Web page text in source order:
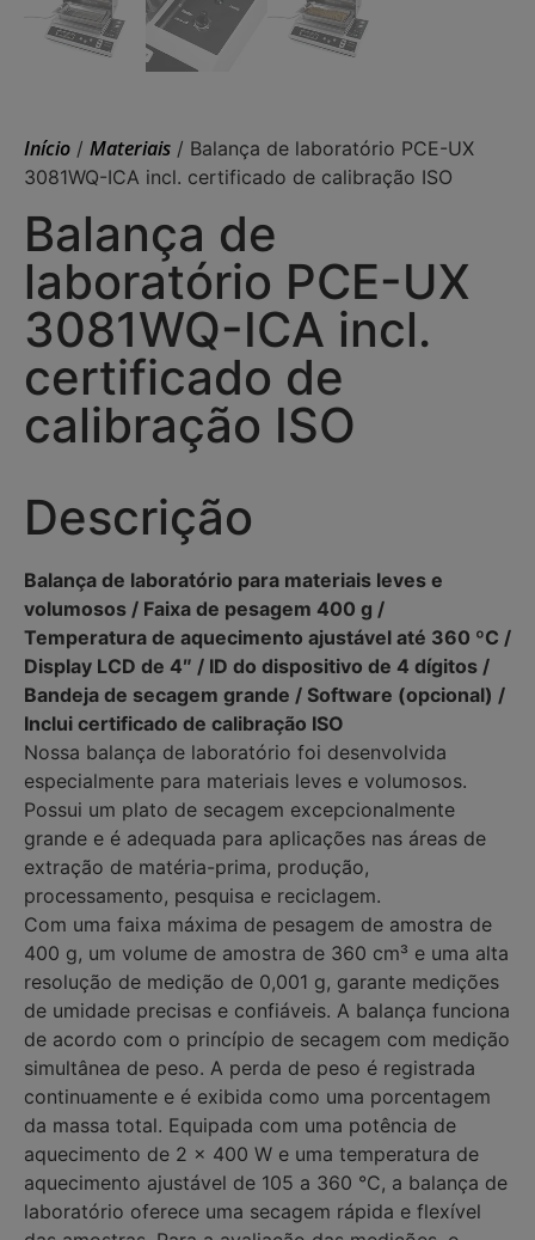
Início / Materiais / Balança de laboratório PCE-UX
3081WQ-ICA incl. certificado de calibração ISO
Balança de
laboratório PCE-UX
3081WQ-ICA incl.
certificado de
calibração ISO
Descrição
Balança de laboratório para materiais leves e
volumosos / Faixa de pesagem 400 g /
Temperatura de aquecimento ajustável até 360 ºC /
Display LCD de 4″ / ID do dispositivo de 4 dígitos /
Bandeja de secagem grande / Software (opcional) /
Inclui certificado de calibração ISO
Nossa balança de laboratório foi desenvolvida
especialmente para materiais leves e volumosos.
Possui um plato de secagem excepcionalmente
grande e é adequada para aplicações nas áreas de
extração de matéria-prima, produção,
processamento, pesquisa e reciclagem.
Com uma faixa máxima de pesagem de amostra de
400 g, um volume de amostra de 360 cm³ e uma alta
resolução de medição de 0,001 g, garante medições
de umidade precisas e confiáveis. A balança funciona
de acordo com o princípio de secagem com medição
simultânea de peso. A perda de peso é registrada
continuamente e é exibida como uma porcentagem
da massa total. Equipada com uma potência de
aquecimento de 2 x 400 W e uma temperatura de
aquecimento ajustável de 105 a 360 °C, a balança de
laboratório oferece uma secagem rápida e flexível